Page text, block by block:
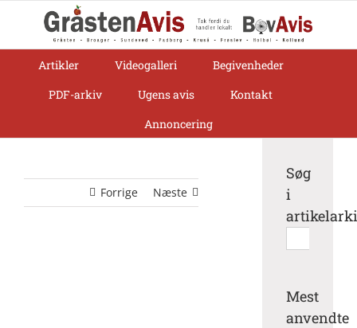
Artikler
Videogalleri
Begivenheder
PDF-arkiv
Ugens avis
Kontakt
Annoncering
Forrige Næste
Søg
i
efter:
Mest
anvendte